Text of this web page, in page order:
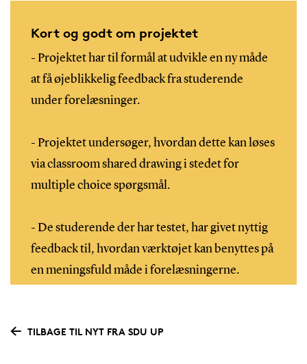
Kort og godt om projektet
- Projektet har til formål at udvikle en ny måde
at få øjeblikkelig feedback fra studerende
under forelæsninger.
- Projektet undersøger, hvordan dette kan løses
via classroom shared drawing i stedet for
multiple choice spørgsmål.
- De studerende der har testet, har givet nyttig
feedback til, hvordan værktøjet kan benyttes på
en meningsfuld måde i forelæsningerne.
TILBAGE TIL NYT FRA SDU UP